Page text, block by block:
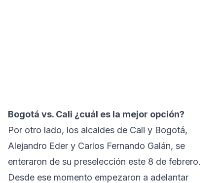
Bogotá vs. Cali ¿cuál es la mejor opción?
Por otro lado, los alcaldes de Cali y Bogotá,
Alejandro Eder y Carlos Fernando Galán, se
enteraron de su preselección este 8 de febrero.
Desde ese momento empezaron a adelantar